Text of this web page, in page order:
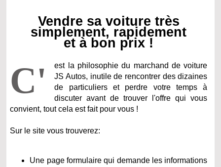
Vendre sa voiture très
simplement, rapidement
et à bon prix !
C'
est la philosophie du marchand de voiture
JS Autos, inutile de rencontrer des dizaines
de particuliers et perdre votre temps à
discuter avant de trouver l'offre qui vous
convient, tout cela est fait pour vous !
Sur le site vous trouverez:
Une page formulaire qui demande les informations